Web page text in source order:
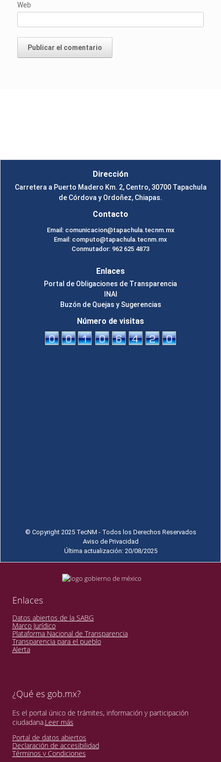
Web
Dirección
Carretera a Puerto Madero Km. 2, Centro, 30700 Tapachula
de Córdova y Ordoñez, Chiapas.
Contacto
Email: comunicacion@tapachula.tecnm.mx
Email: computo@tapachula.tecnm.mx
Conmutador: 962 625 4873
Enlaces
Portal de Obligaciones de Transparencia
INAI
Buzón de Quejas y Sugerencias
Número de visitas
© Copyright 2025 TecNM - Todos los Derechos Reservados
Aviso de Privacidad
Última actualización: 20/08/2025
Enlaces
Datos abiertos de la SABG
Marco Jurídico
Plataforma Nacional de Transparencia
Transparencia para el pueblo
Alerta
¿Qué es gob.mx?
Es el portal único de trámites, información y participación
ciudadana.Leer más
Portal de datos abiertos
Declaración de accesibilidad
Términos y Condiciones